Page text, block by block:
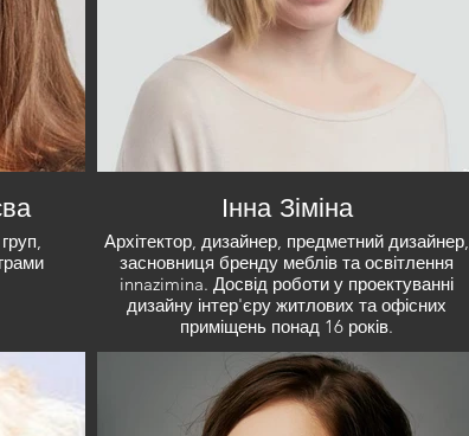
Інна Зіміна
Архітектор, дизайнер, предметний дизайнер,
засновниця бренду меблів та освітлення
innazimina. Досвід роботи у проектуванні
дизайну інтер'єру житлових та офісних
приміщень понад 16 років.